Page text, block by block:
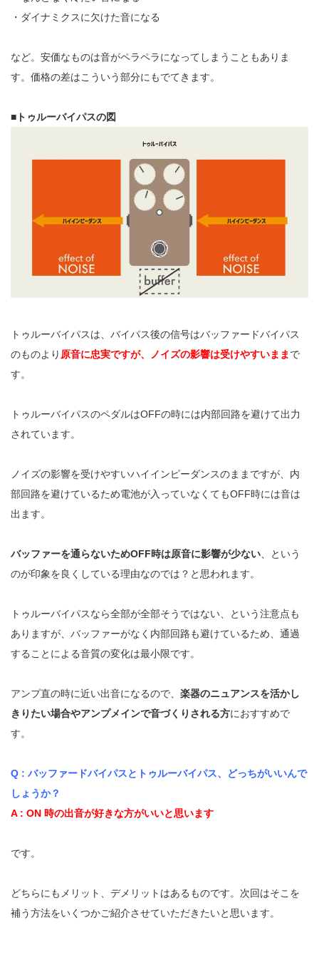
・ダイナミクスに欠けた音になる
など。安価なものは音がペラペラになってしまうこともありま
す。価格の差はこういう部分にもでてきます。
■トゥルーバイパスの図
トゥルーバイパスは、バイパス後の信号はバッファードバイパス
のものより 原音に忠実ですが、ノイズの影響は受けやすいまま で
す。
トゥルーバイパスのペダルはOFFの時には内部回路を避けて出力
されています。
ノイズの影響を受けやすいハイインピーダンスのままですが、内
部回路を避けているため電池が入っていなくてもOFF時には音は
出ます。
バッファーを通らないためOFF時は原音に影響が少ない 、という
のが印象を良くしている理由なのでは？と思われます。
トゥルーバイパスなら全部が全部そうではない、という注意点も
ありますが、バッファーがなく内部回路も避けているため、通過
することによる音質の変化は最小限です。
アンプ直の時に近い出音になるので、 楽器のニュアンスを活かし
きりたい場合やアンプメインで音づくりされる方におすすめで
す。
Q : バッファードバイパスとトゥルーバイパス、どっちがいいんで
しょうか？
A : ON 時の出音が好きな方がいいと思います
です。
どちらにもメリット、デメリットはあるものです。次回はそこを
補う方法をいくつかご紹介させていただきたいと思います。